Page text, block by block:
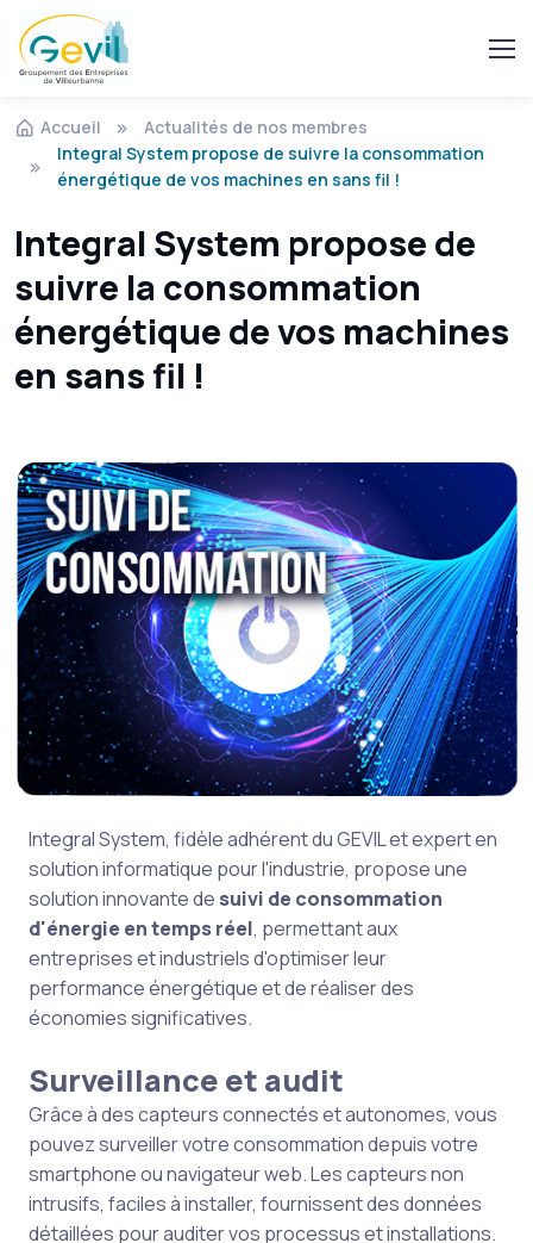
Accueil
Actualités de nos membres
Integral System propose de suivre la consommation
énergétique de vos machines en sans fil !
Integral System propose de
suivre la consommation
énergétique de vos machines
en sans fil !
Integral System, fidèle adhérent du GEVIL et expert en
solution informatique pour l'industrie, propose une
solution innovante de suivi de consommation
d'énergie en temps réel, permettant aux
entreprises et industriels d'optimiser leur
performance énergétique et de réaliser des
économies significatives.
Surveillance et audit
Grâce à des capteurs connectés et autonomes, vous
pouvez surveiller votre consommation depuis votre
smartphone ou navigateur web. Les capteurs non
intrusifs, faciles à installer, fournissent des données
détaillées pour auditer vos processus et installations.